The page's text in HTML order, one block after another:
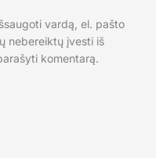
vardą, el. pašto
nebereiktų įvesti iš
komentarą.